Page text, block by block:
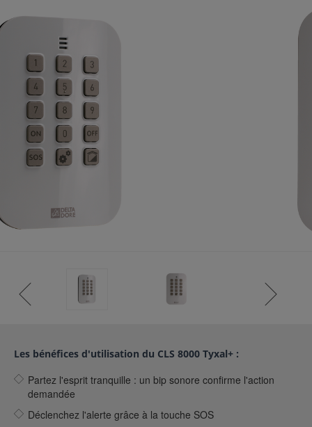
CLIENT)
Les bénéfices d'utilisation du CLS 8000 Tyxal+ :
Partez l'esprit tranquille : un bip sonore confirme l'action
demandée
Déclenchez l'alerte grâce à la touche SOS